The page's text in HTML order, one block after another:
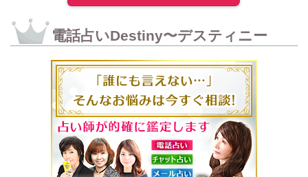
電話占いDestiny〜デスティニー